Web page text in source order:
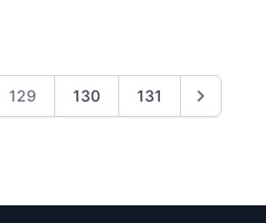
129 130 131